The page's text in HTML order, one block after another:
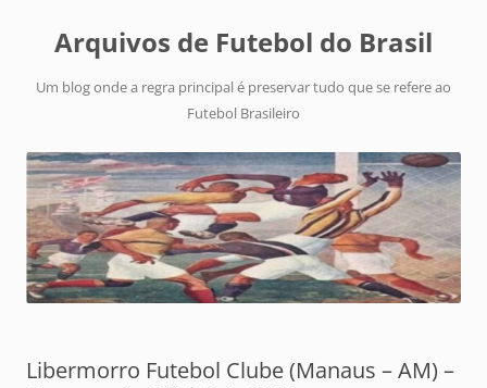
Arquivos de Futebol do Brasil
Um blog onde a regra principal é preservar tudo que se refere ao
Futebol Brasileiro
Libermorro Futebol Clube (Manaus – AM) –